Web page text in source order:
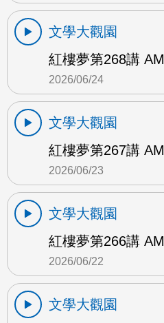
文學大觀園
紅樓夢第268講 AM
2026/06/24
文學大觀園
紅樓夢第267講 AM
2026/06/23
文學大觀園
紅樓夢第266講 AM
2026/06/22
文學大觀園